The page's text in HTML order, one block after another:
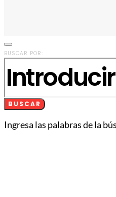
BUSCAR POR:
BUSCAR
Ingresa las palabras de la